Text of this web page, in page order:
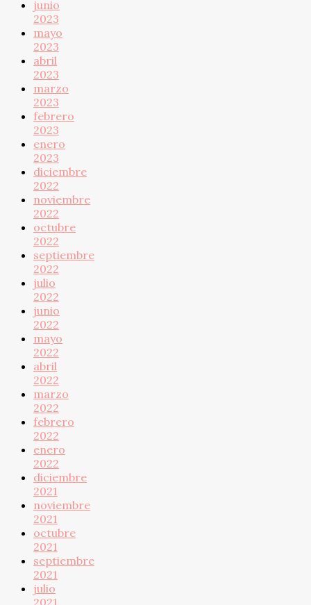
junio
2023
mayo
2023
abril
2023
marzo
2023
febrero
2023
enero
2023
diciembre
2022
noviembre
2022
octubre
2022
septiembre
2022
julio
2022
junio
2022
mayo
2022
abril
2022
marzo
2022
febrero
2022
enero
2022
diciembre
2021
noviembre
2021
octubre
2021
septiembre
2021
julio